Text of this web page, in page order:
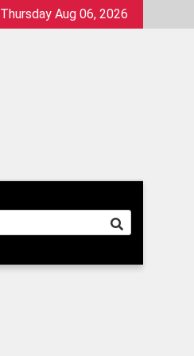
Thursday Aug 06, 2026